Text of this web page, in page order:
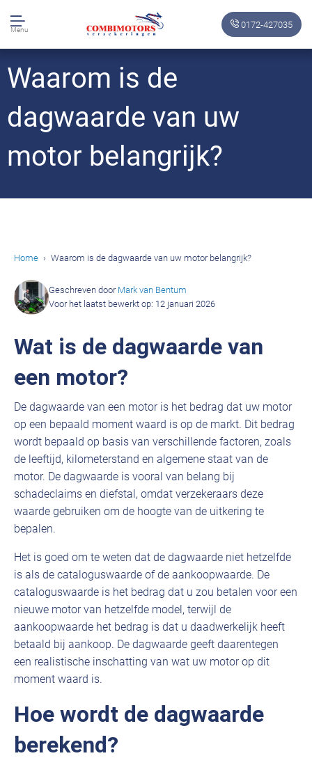
Menu 0172-427035
Waarom is de
dagwaarde van uw
motor belangrijk?
Home Waarom is de dagwaarde van uw motor belangrijk?
Geschreven door Mark van Bentum
Voor het laatst bewerkt op: 12 januari 2026
Wat is de dagwaarde van
een motor?
De dagwaarde van een motor is het bedrag dat uw motor
op een bepaald moment waard is op de markt. Dit bedrag
wordt bepaald op basis van verschillende factoren, zoals
de leeftijd, kilometerstand en algemene staat van de
motor. De dagwaarde is vooral van belang bij
schadeclaims en diefstal, omdat verzekeraars deze
waarde gebruiken om de hoogte van de uitkering te
bepalen.
Het is goed om te weten dat de dagwaarde niet hetzelfde
is als de cataloguswaarde of de aankoopwaarde. De
cataloguswaarde is het bedrag dat u zou betalen voor een
nieuwe motor van hetzelfde model, terwijl de
aankoopwaarde het bedrag is dat u daadwerkelijk heeft
betaald bij aankoop. De dagwaarde geeft daarentegen
een realistische inschatting van wat uw motor op dit
moment waard is.
Hoe wordt de dagwaarde
berekend?